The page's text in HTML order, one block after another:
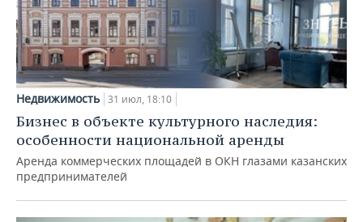
Недвижимость 31 июл, 18:10
Бизнес в объекте культурного наследия:
особенности национальной аренды
Аренда коммерческих площадей в ОКН глазами казанских
предпринимателей